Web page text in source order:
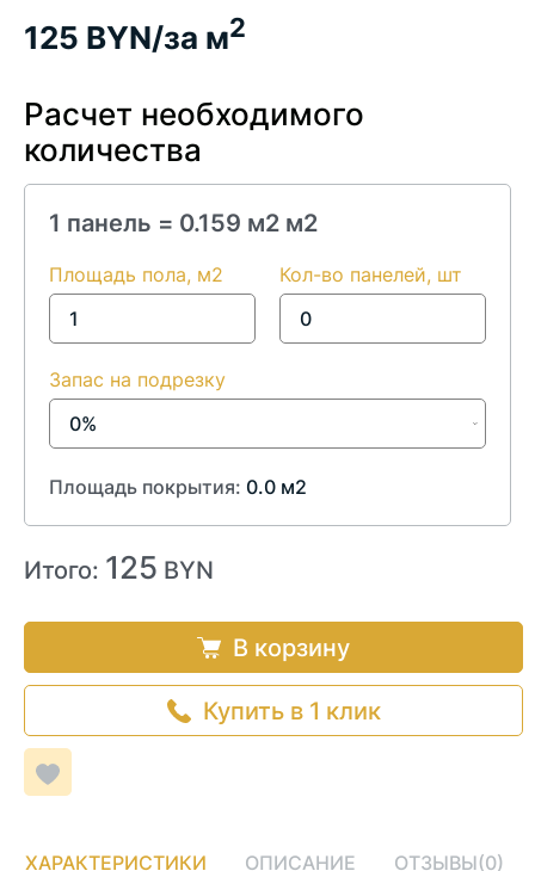
125 BYN/за м2
Расчет необходимого
количества
1 панель = 0.159 м2 м2
Площадь пола, м2 Кол-во панелей, шт
Запас на подрезку
Площадь покрытия: 0.0 м2
Итого: 125 BYN
В корзину
Купить в 1 клик
Добавить
в
желаемого
ХАРАКТЕРИСТИКИ ОПИСАНИЕ ОТЗЫВЫ(0)